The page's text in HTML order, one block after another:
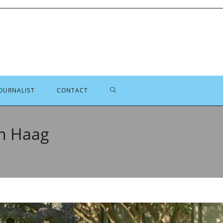
CONTACT TOGGLE
Haag